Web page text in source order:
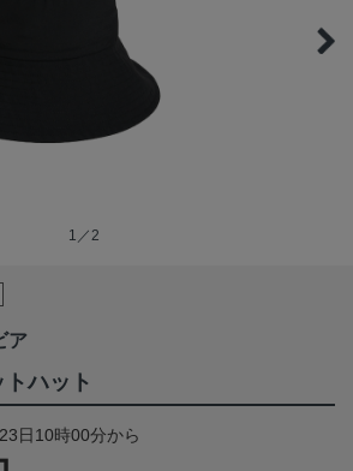
1／2
ア
ハット
日10時00分から